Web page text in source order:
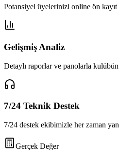
Potansiyel üyelerinizi online ön
Gelişmiş Analiz
Detaylı raporlar ve panolarla
7/24 Teknik Destek
7/24 destek ekibimizle her zaman
Gerçek Değer